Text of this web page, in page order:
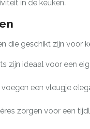
in de keuken.
die geschikt zijn voor
zijn ideaal voor een
een vleugje
zorgen voor een